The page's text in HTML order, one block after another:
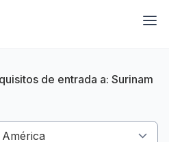
de entrada a: Surinam